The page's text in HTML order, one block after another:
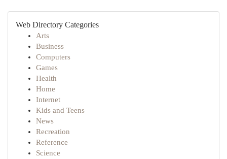
Web Directory Categories
Arts
Business
Computers
Games
Health
Home
Internet
Kids and Teens
News
Recreation
Reference
Science